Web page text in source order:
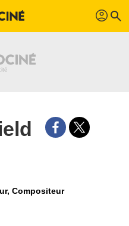
profil search
Compositeur